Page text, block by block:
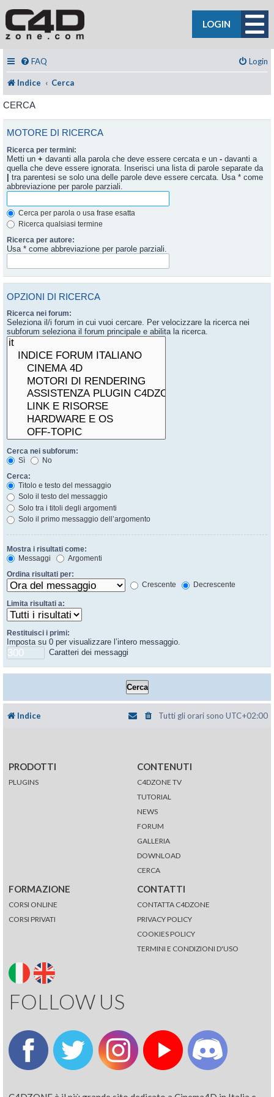
LOGIN
FAQ Login
Indice Cerca
CERCA
MOTORE DI RICERCA
Ricerca per termini:
Metti un + davanti alla parola che deve essere cercata e un - davanti a
quella che deve essere ignorata. Inserisci una lista di parole separate da
| tra parentesi se solo una delle parole deve essere cercata. Usa * come
abbreviazione per parole parziali.
Cerca per parola o usa frase esatta
Ricerca qualsiasi termine
Ricerca per autore:
Usa * come abbreviazione per parole parziali.
OPZIONI DI RICERCA
Ricerca nei forum:
Seleziona il/i forum in cui vuoi cercare. Per velocizzare la ricerca nei
subforum seleziona il forum principale e abilita la ricerca.
Cerca nei subforum:
Sì
No
Cerca:
Titolo e testo del messaggio
Solo il testo del messaggio
Solo tra i titoli degli argomenti
Solo il primo messaggio dell’argomento
Mostra i risultati come:
Messaggi
Argomenti
Ordina risultati per:
Crescente
Decrescente
Limita risultati a:
Restituisci i primi:
Imposta su 0 per visualizzare l’intero messaggio.
Caratteri dei messaggi
Indice Tutti gli orari sono UTC+02:00
PRODOTTI
PLUGINS
CONTENUTI
C4DZONE TV
TUTORIAL
NEWS
FORUM
GALLERIA
DOWNLOAD
CERCA
FORMAZIONE
CORSI ONLINE
CORSI PRIVATI
CONTATTI
CONTATTA C4DZONE
PRIVACY POLICY
COOKIES POLICY
TERMINI E CONDIZIONI D'USO
FOLLOW US